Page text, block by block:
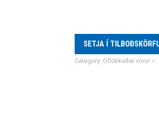
SETJA Í
Category: Óflokkaðar vörur